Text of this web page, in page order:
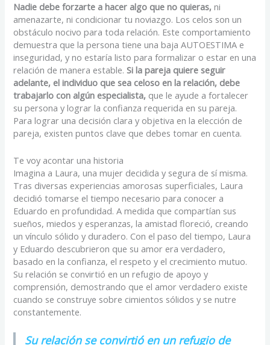
Nadie debe forzarte a hacer algo que no quieras, ni
amenazarte, ni condicionar tu noviazgo. Los celos son un
obstáculo nocivo para toda relación. Este comportamiento
demuestra que la persona tiene una baja AUTOESTIMA e
inseguridad, y no estaría listo para formalizar o estar en una
relación de manera estable.Si la pareja quiere seguir
adelante, el individuo que sea celoso en la relación, debe
trabajarlo con algún especialista, que le ayude a fortalecer
su persona y lograr la confianza requerida en su pareja.
Para lograr una decisión clara y objetiva en la elección de
pareja, existen puntos clave que debes tomar en cuenta.
Te voy acontar una historia
Imagina a Laura, una mujer decidida y segura de sí misma.
Tras diversas experiencias amorosas superficiales, Laura
decidió tomarse el tiempo necesario para conocer a
Eduardo en profundidad. A medida que compartían sus
sueños, miedos y esperanzas, la amistad floreció, creando
un vínculo sólido y duradero. Con el paso del tiempo, Laura
y Eduardo descubrieron que su amor era verdadero,
basado en la confianza, el respeto y el crecimiento mutuo.
Su relación se convirtió en un refugio de apoyo y
comprensión, demostrando que el amor verdadero existe
cuando se construye sobre cimientos sólidos y se nutre
constantemente.
Su relación se convirtió en un refugio de